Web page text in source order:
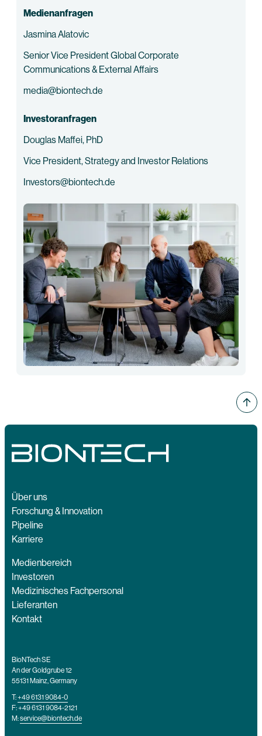
Medienanfragen
Jasmina Alatovic
Senior Vice President Global Corporate
Communications & External Affairs
media@biontech.de
Investoranfragen
Douglas Maffei, PhD
Vice President, Strategy and Investor Relations
Investors@biontech.de
Über uns
Forschung & Innovation
Pipeline
Karriere
Medienbereich
Investoren
Medizinisches Fachpersonal
Lieferanten
Kontakt
BioNTech SE
An der Goldgrube 12
55131 Mainz, Germany
T:+49 6131 9084-0
F: +49 6131 9084-2121
M:service@biontech.de